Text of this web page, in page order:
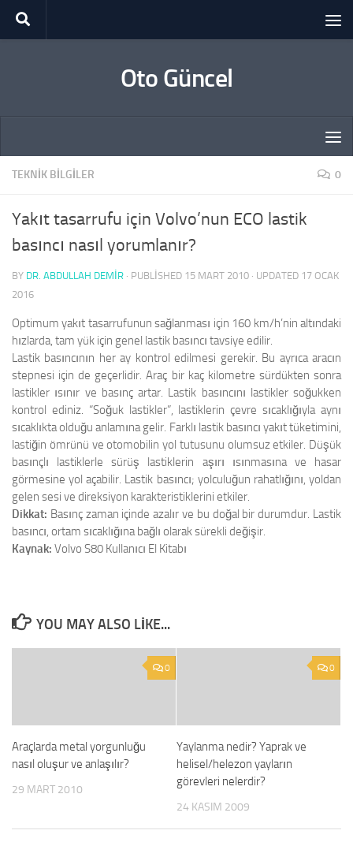
Skip to content
Oto Güncel
TEKNIK BILGILER 0
Yakıt tasarrufu için Volvo’nun ECO lastik
basıncı nasıl yorumlanır?
BY DR. ABDULLAH DEMİR · PUBLISHED 15 MART 2010 · UPDATED 17 OCAK
2016
Optimum yakıt tasarrufunun sağlanması için 160 km/h’nin altındaki
hızlarda, tam yük için genel lastik basıncı tavsiye edilir.
Lastik basıncının her ay kontrol edilmesi gerekir. Bu ayrıca aracın
stepnesi için de geçerlidir. Araç bir kaç kilometre sürdükten sonra
lastikler ısınır ve basınç artar. Lastik basıncını lastikler soğukken
kontrol ediniz. “Soğuk lastikler”, lastiklerin çevre sıcaklığıyla aynı
sıcaklıkta olduğu anlamına gelir. Farklı lastik basıncı yakıt tüketimini,
lastiğin ömrünü ve otomobilin yol tutusunu olumsuz etkiler. Düşük
basınçlı lastiklerle sürüş lastiklerin aşırı ısınmasına ve hasar
görmesine yol açabilir. Lastik basıncı; yolculuğun rahatlığını, yoldan
gelen sesi ve direksiyon karakteristiklerini etkiler.
Dikkat: Basınç zaman içinde azalır ve bu doğal bir durumdur. Lastik
basıncı, ortam sıcaklığına bağlı olarak sürekli değişir.
Kaynak: Volvo S80 Kullanıcı El Kitabı
YOU MAY ALSO LIKE...
0
Araçlarda metal yorgunluğu
nasıl oluşur ve anlaşılır?
29 MART 2010
0
Yaylanma nedir? Yaprak ve
helisel/helezon yayların
görevleri nelerdir?
24 KASIM 2009